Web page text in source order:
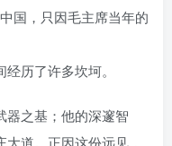
历了许多坎坷。
器之基；他的深邃智
道。正因这份远见，